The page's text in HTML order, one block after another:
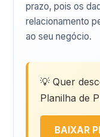
prazo, pois os
relacionamento
ao seu negócio.
💡 Quer
Planilha de
BAIXAR